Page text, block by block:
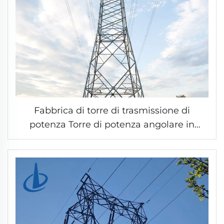
Fabbrica di torre di trasmissione di
potenza Torre di potenza angolare in
acciaio Torre di trasmissione elettrica in
acciaio